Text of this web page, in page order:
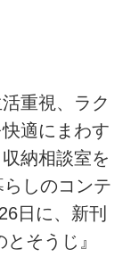
重視、ラク
適にまわす
納相談室を
しのコンテ
日に、新刊
そうじ』